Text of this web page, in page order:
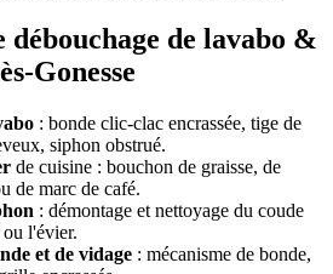
débouchage de lavabo &
Gonesse
: bonde clic-clac encrassée, tige de
siphon obstrué.
de cuisine : bouchon de graisse, de
de marc de café.
: démontage et nettoyage du coude
l'évier.
et de vidage : mécanisme de bonde,